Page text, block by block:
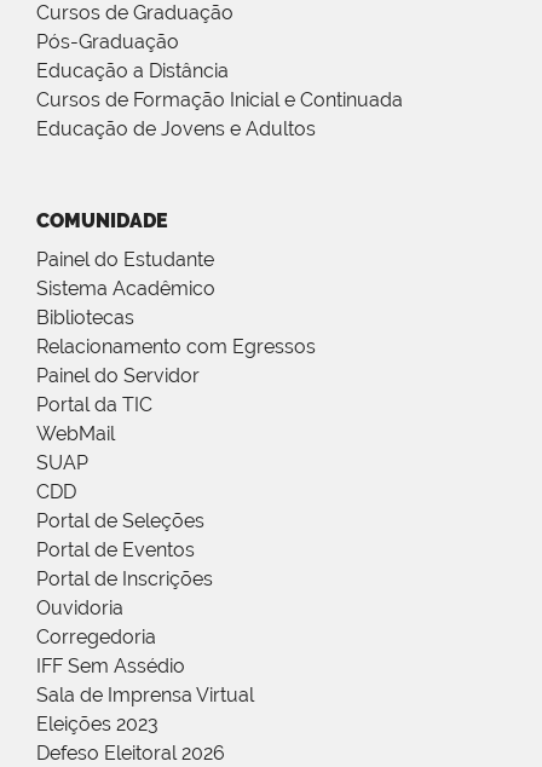
Cursos de Graduação
Pós-Graduação
Educação a Distância
Cursos de Formação Inicial e Continuada
Educação de Jovens e Adultos
COMUNIDADE
Painel do Estudante
Sistema Acadêmico
Bibliotecas
Relacionamento com Egressos
Painel do Servidor
Portal da TIC
WebMail
SUAP
CDD
Portal de Seleções
Portal de Eventos
Portal de Inscrições
Ouvidoria
Corregedoria
IFF Sem Assédio
Sala de Imprensa Virtual
Eleições 2023
Defeso Eleitoral 2026